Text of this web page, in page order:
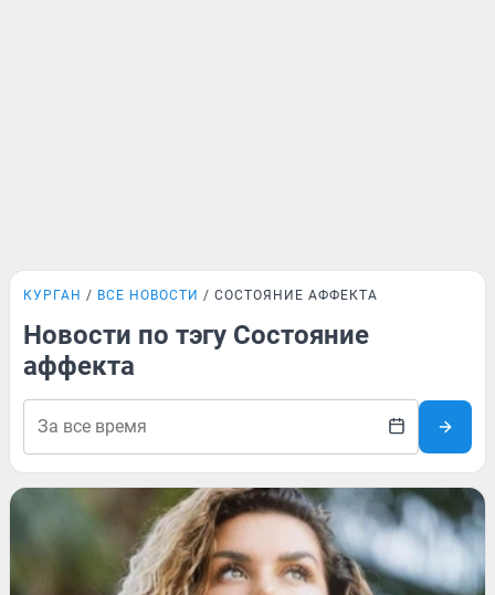
КУРГАН ВСЕ НОВОСТИ СОСТОЯНИЕ АФФЕКТА
Новости по тэгу Состояние
аффекта